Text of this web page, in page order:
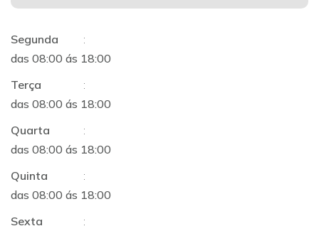
Segunda
:
das 08:00 ás 18:00
Terça
:
das 08:00 ás 18:00
Quarta
:
das 08:00 ás 18:00
Quinta
:
das 08:00 ás 18:00
Sexta
: